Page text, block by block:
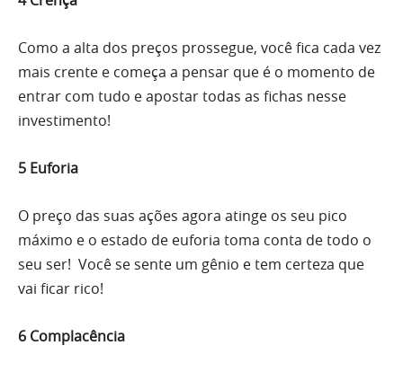
Como a alta dos preços prossegue, você fica cada vez
mais crente e começa a pensar que é o momento de
entrar com tudo e apostar todas as fichas nesse
investimento!
5 Euforia
O preço das suas ações agora atinge os seu pico
máximo e o estado de euforia toma conta de todo o
seu ser! Você se sente um gênio e tem certeza que
vai ficar rico!
6 Complacência